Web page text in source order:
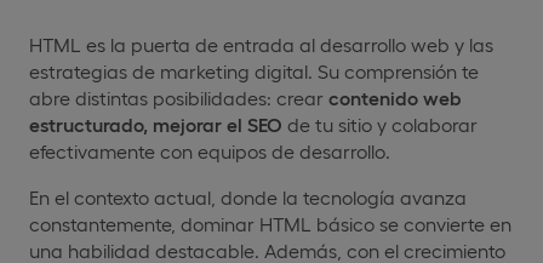
HTML es la puerta de entrada al desarrollo web y las
estrategias de marketing digital. Su comprensión te
abre distintas posibilidades: crear contenido web
estructurado, mejorar el SEO de tu sitio y colaborar
efectivamente con equipos de desarrollo.
En el contexto actual, donde la tecnología avanza
constantemente, dominar HTML básico se convierte en
una habilidad destacable. Además, con el crecimiento